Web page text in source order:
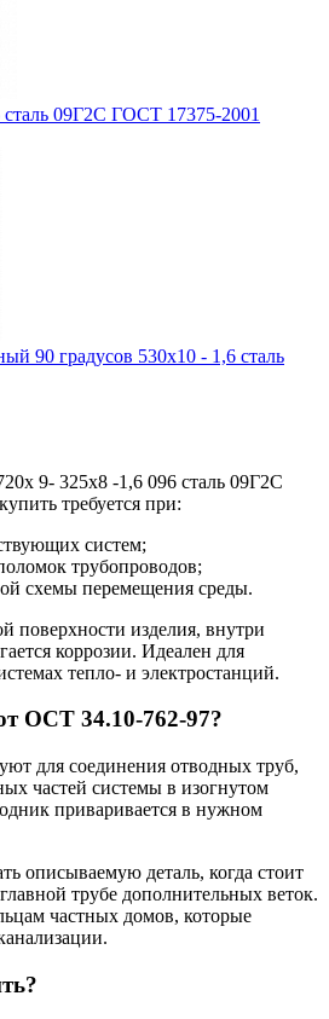
сталь 09Г2С ГОСТ 17375-2001
90 градусов 530х10 - 1,6 сталь
9- 325х8 -1,6 096 сталь 09Г2С
требуется при:
систем;
трубопроводов;
схемы перемещения среды.
поверхности изделия, внутри
коррозии. Идеален для
тепло- и электростанций.
ОСТ 34.10-762-97?
для соединения отводных труб,
частей системы в изогнутом
приваривается в нужном
описываемую деталь, когда стоит
трубе дополнительных веток.
частных домов, которые